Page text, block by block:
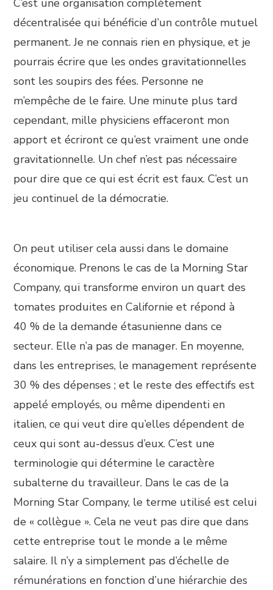
C’est une organisation complètement
décentralisée qui bénéficie d’un contrôle mutuel
permanent. Je ne connais rien en physique, et je
pourrais écrire que les ondes gravitationnelles
sont les soupirs des fées. Personne ne
m’empêche de le faire. Une minute plus tard
cependant, mille physiciens effaceront mon
apport et écriront ce qu’est vraiment une onde
gravitationnelle. Un chef n’est pas nécessaire
pour dire que ce qui est écrit est faux. C’est un
jeu continuel de la démocratie.
On peut utiliser cela aussi dans le domaine
économique. Prenons le cas de la Morning Star
Company, qui transforme environ un quart des
tomates produites en Californie et répond à
40 % de la demande étasunienne dans ce
secteur. Elle n’a pas de manager. En moyenne,
dans les entreprises, le management représente
30 % des dépenses ; et le reste des effectifs est
appelé employés, ou même dipendenti en
italien, ce qui veut dire qu’elles dépendent de
ceux qui sont au-dessus d’eux. C’est une
terminologie qui détermine le caractère
subalterne du travailleur. Dans le cas de la
Morning Star Company, le terme utilisé est celui
de « collègue ». Cela ne veut pas dire que dans
cette entreprise tout le monde a le même
salaire. Il n’y a simplement pas d’échelle de
rémunérations en fonction d’une hiérarchie des